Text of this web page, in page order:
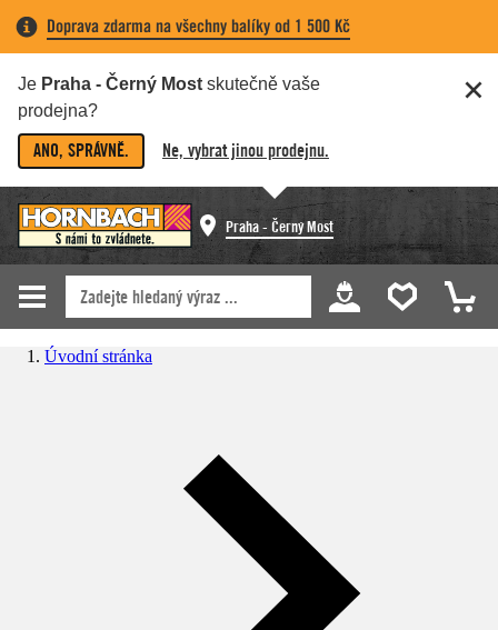
Doprava zdarma na všechny balíky od 1 500 Kč
Je Praha - Černý Most skutečně vaše
prodejna?
ANO, SPRÁVNĚ. Ne, vybrat jinou prodejnu.
Praha - Černý Most
Úvodní stránka